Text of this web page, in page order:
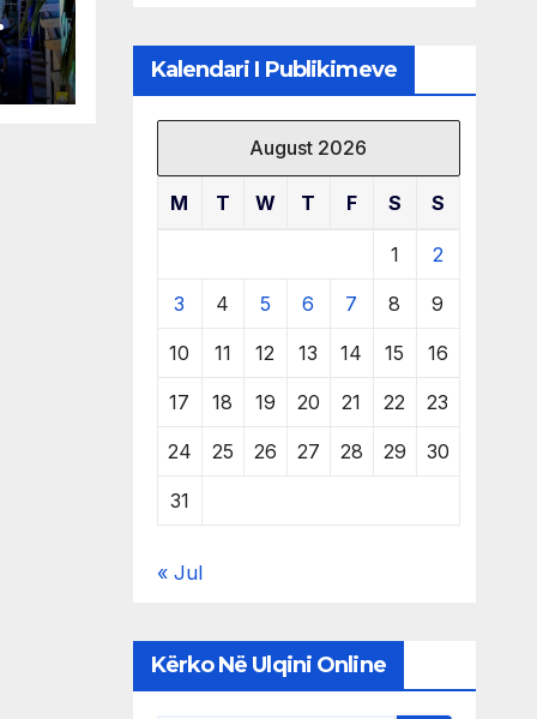
Kalendari I Publikimeve
August 2026
M T W T F S S
1 2
3 4 5 6 7 8 9
10 11 12 13 14 15 16
17 18 19 20 21 22 23
24 25 26 27 28 29 30
31
« Jul
Kërko Në Ulqini Online